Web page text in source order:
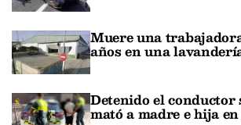
Muere una
años en una
Detenido el conductor
mató a madre e hija